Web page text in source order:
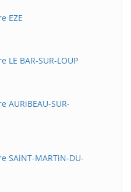
EZE
BAR-SUR-LOUP
SUR-
SAiNT-MARTiN-DU-